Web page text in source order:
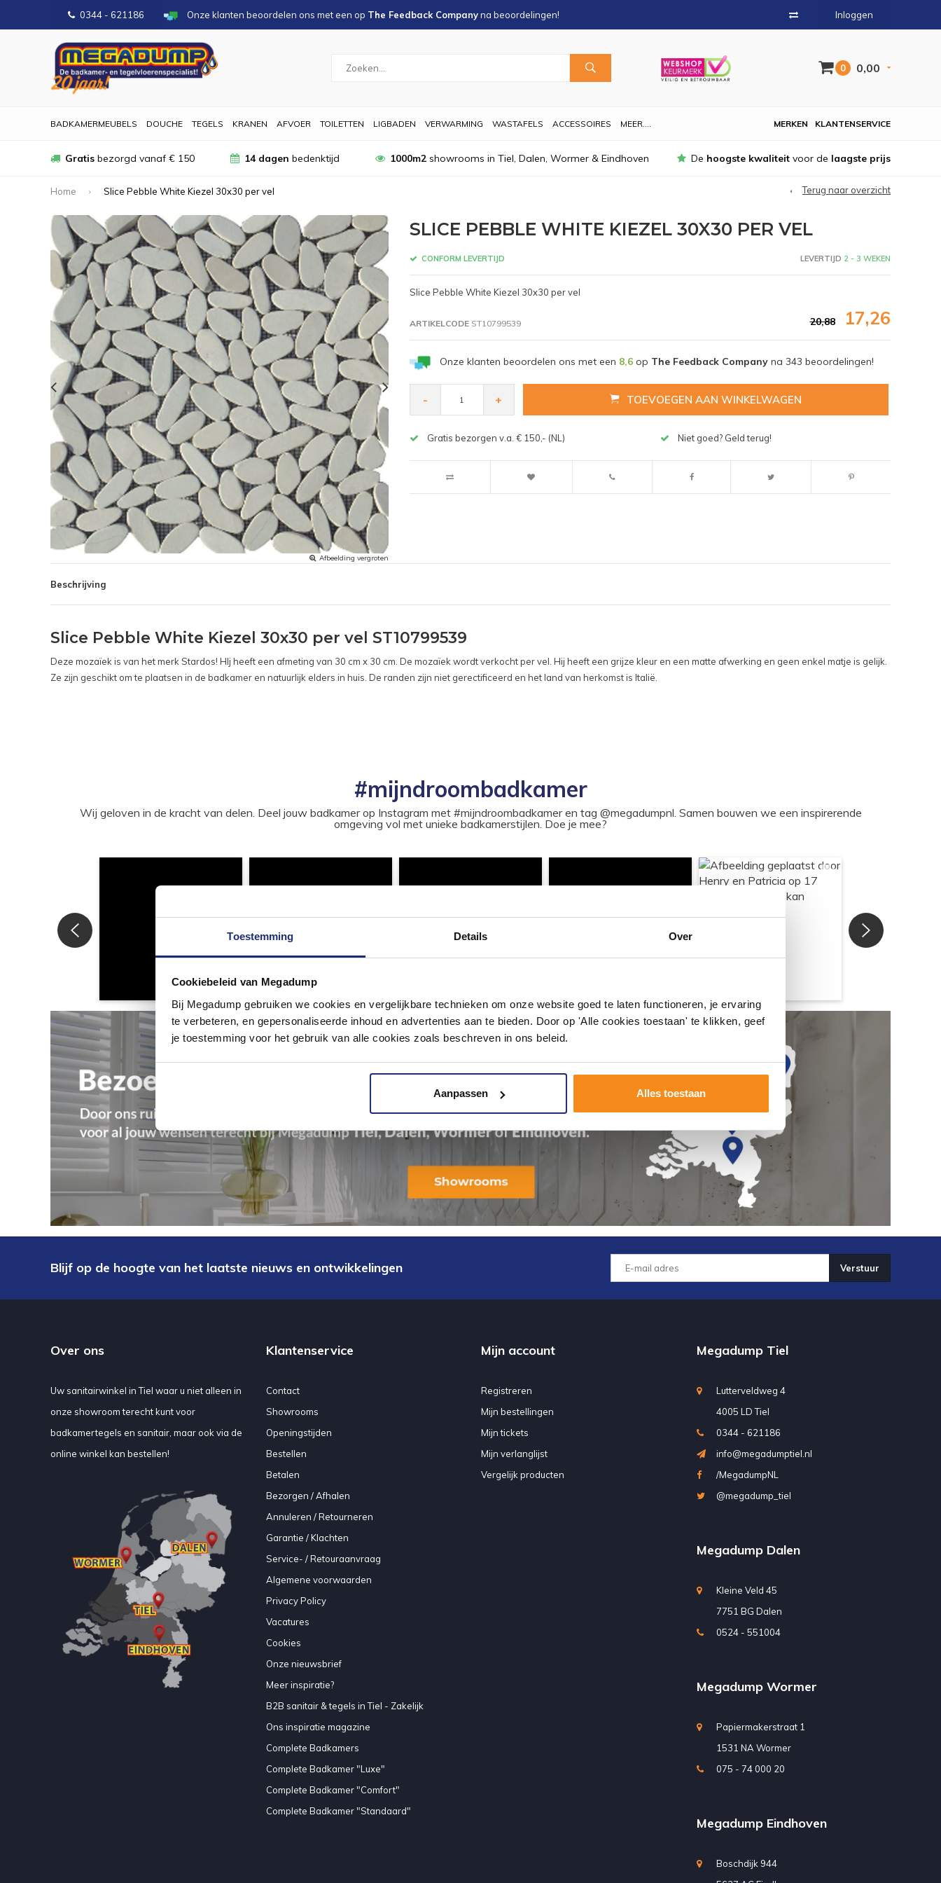
Toestemming Details Over
Cookiebeleid van Megadump
Bij Megadump gebruiken we cookies en vergelijkbare technieken om onze website goed te laten functioneren, je ervaring
te verbeteren, en gepersonaliseerde inhoud en advertenties aan te bieden. Door op 'Alle cookies toestaan' te klikken, geef
je toestemming voor het gebruik van alle cookies zoals beschreven in ons beleid.
Aanpassen Alles toestaan
0344 - 621186 Onze klanten beoordelen ons met een op The Feedback Companyna beoordelingen! Inloggen
0 0,00
BADKAMERMEUBELS DOUCHE TEGELS KRANEN AFVOER TOILETTEN LIGBADEN VERWARMING WASTAFELS ACCESSOIRES MEER.... KLANTENSERVICE
MERKEN
Gratis bezorgd vanaf € 150 14 dagen bedenktijd 1000m2showrooms in Tiel, Dalen, Wormer & Eindhoven De hoogste kwaliteit voor de laagste prijs
Home Slice Pebble White Kiezel 30x30 per vel Terug naar overzicht
Afbeelding vergroten
SLICE PEBBLE WHITE KIEZEL 30X30 PER VEL
CONFORM LEVERTIJD LEVERTIJD 2 - 3 WEKEN
Slice Pebble White Kiezel 30x30 per vel
ARTIKELCODEST10799539 20,88 17,26
Onze klanten beoordelen ons met een 8,6op The Feedback Companyna 343 beoordelingen!
- + TOEVOEGEN AAN WINKELWAGEN
Gratis bezorgen v.a. € 150,- (NL) Niet goed? Geld terug!
Beschrijving
Slice Pebble White Kiezel 30x30 per vel ST10799539
Deze mozaïek is van het merk Stardos! HIj heeft een afmeting van 30 cm x 30 cm. De mozaïek wordt verkocht per vel. Hij heeft een grijze kleur en een matte afwerking en geen enkel matje is gelijk.
Ze zijn geschikt om te plaatsen in de badkamer en natuurlijk elders in huis. De randen zijn niet gerectificeerd en het land van herkomst is Italië.
#mijndroombadkamer
Wij geloven in de kracht van delen. Deel jouw badkamer op Instagram met #mijndroombadkamer en tag @megadumpnl. Samen bouwen we een inspirerende
omgeving vol met unieke badkamerstijlen. Doe je mee?
Blijf op de hoogte van het laatste nieuws en ontwikkelingen Verstuur
Over ons
Uw sanitairwinkel in Tiel waar u niet alleen in
onze showroom terecht kunt voor
badkamertegels en sanitair, maar ook via de
online winkel kan bestellen!
Klantenservice
Contact
Showrooms
Openingstijden
Bestellen
Betalen
Bezorgen / Afhalen
Annuleren / Retourneren
Garantie / Klachten
Service- / Retouraanvraag
Algemene voorwaarden
Privacy Policy
Vacatures
Cookies
Onze nieuwsbrief
Meer inspiratie?
B2B sanitair & tegels in Tiel - Zakelijk
Ons inspiratie magazine
Complete Badkamers
Complete Badkamer "Luxe"
Complete Badkamer "Comfort"
Complete Badkamer "Standaard"
Mijn account
Registreren
Mijn bestellingen
Mijn tickets
Mijn verlanglijst
Vergelijk producten
Megadump Tiel
Lutterveldweg 4
4005 LD Tiel
0344 - 621186
info@megadumptiel.nl
/MegadumpNL
@megadump_tiel
Megadump Dalen
Kleine Veld 45
7751 BG Dalen
0524 - 551004
Megadump Wormer
Papiermakerstraat 1
1531 NA Wormer
075 - 74 000 20
Megadump Eindhoven
Boschdijk 944